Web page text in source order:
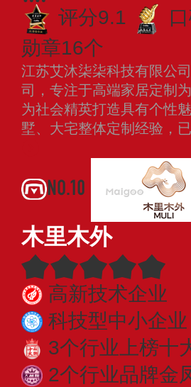
评分9.1
勋章16个
江苏艾沐柒柒科技有限公
司，专注于高端家居定制
为社会精英打造具有个性
墅、大宅整体定制经验，
NO.10
木里木外
高新技术企业
科技型中小企业
3个行业上榜十
2个行业品牌金